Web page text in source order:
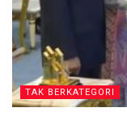
TAK BERKATEGORI